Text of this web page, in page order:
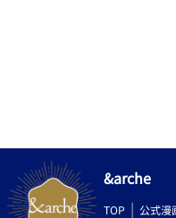
&arche
TOP 公式漫